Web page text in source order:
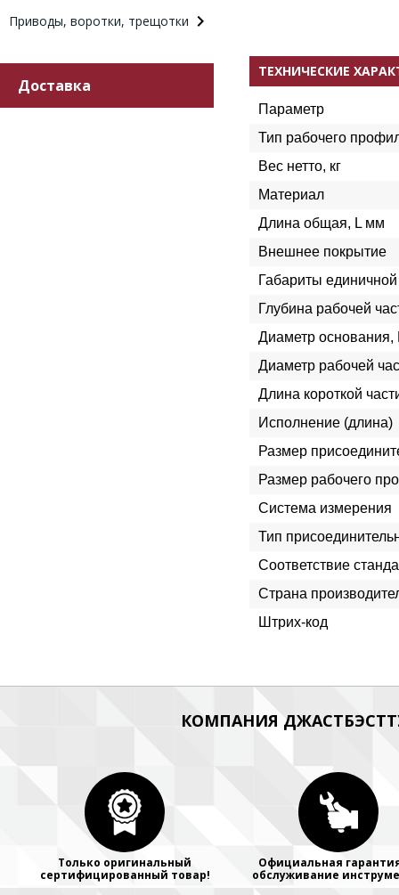
Приводы, воротки, трещотки
Доставка
ТЕХНИЧЕСКИЕ
Параметр
Тип рабочего
Вес нетто, кг
Материал
Длина общая, L мм
Внешнее покрытие
Габариты
Глубина рабочей
Диаметр
Диаметр рабочей
Длина короткой
Исполнение (длина)
Размер
Размер рабочего
Система измерения
Тип
Соответствие
Страна
Штрих-код
КОМПАНИЯ
Только оригинальный
сертифицированный товар!
Официальная
обслуживание